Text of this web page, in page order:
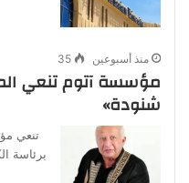
منذ أسبوعين 35
مؤسسة آتوم تنعي
شنودة»
تنعي
برئاسة